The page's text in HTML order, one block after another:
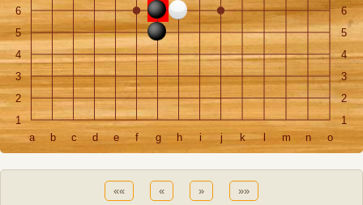
6
6
5
5
4
4
3
3
2
2
1
1
a
b c d e f g h i j k m n o
«« « » »»